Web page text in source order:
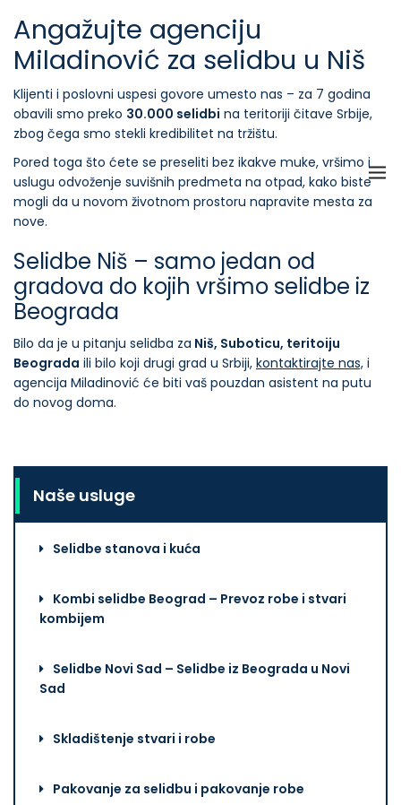
Angažujte agenciju
Miladinović za selidbu u Niš
Klijenti i poslovni uspesi govore umesto nas – za 7 godina
obavili smo preko 30.000 selidbi na teritoriji čitave Srbije,
zbog čega smo stekli kredibilitet na tržištu.
Pored toga što ćete se preseliti bez ikakve muke, vršimo i
uslugu odvoženje suvišnih predmeta na otpad, kako biste
mogli da u novom životnom prostoru napravite mesta za
nove.
Selidbe Niš – samo jedan od
gradova do kojih vršimo selidbe iz
Beograda
Bilo da je u pitanju selidba za Niš, Suboticu, teritoiju
Beograda ili bilo koji drugi grad u Srbiji, kontaktirajte nas, i
agencija Miladinović će biti vaš pouzdan asistent na putu
do novog doma.
Naše usluge
Selidbe stanova i kuća
Kombi selidbe Beograd – Prevoz robe i stvari
kombijem
Selidbe Novi Sad – Selidbe iz Beograda u Novi
Sad
Skladištenje stvari i robe
Pakovanje za selidbu i pakovanje robe